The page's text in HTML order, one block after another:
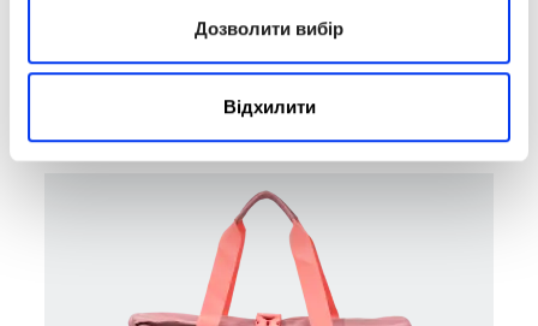
Дозволити вибір
Відхилити
adidas OffWhite сумка вихідного дня 3.4-Martita
65,00 €